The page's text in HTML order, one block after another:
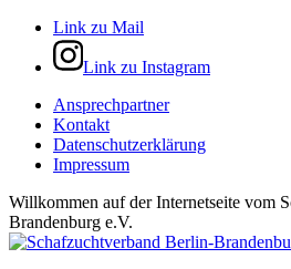
Link zu Mail
Link zu Instagram
Ansprechpartner
Kontakt
Datenschutzerklärung
Impressum
Willkommen auf der Internetseite vom
Brandenburg e.V.